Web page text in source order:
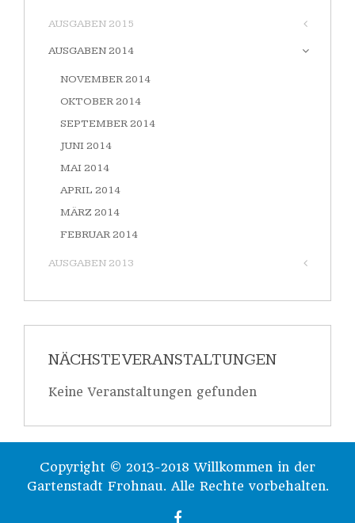
AUSGABEN 2015
AUSGABEN 2014
NOVEMBER 2014
OKTOBER 2014
SEPTEMBER 2014
JUNI 2014
MAI 2014
APRIL 2014
MÄRZ 2014
FEBRUAR 2014
AUSGABEN 2013
NÄCHSTE VERANSTALTUNGEN
Keine Veranstaltungen gefunden
Copyright © 2013-2018 Willkommen in der
Gartenstadt Frohnau. Alle Rechte vorbehalten.